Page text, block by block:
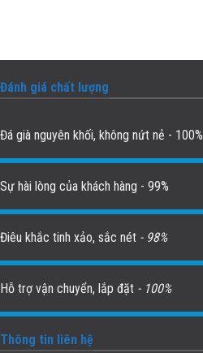
Đánh giá chất lượng
Đá già nguyên khối, không nứt nẻ - 100%
Sự hài lòng của khách hàng - 99%
Điêu khắc tinh xảo, sắc nét - 98%
Hỗ trợ vận chuyển, lắp đặt - 100%
Thông tin liên hệ